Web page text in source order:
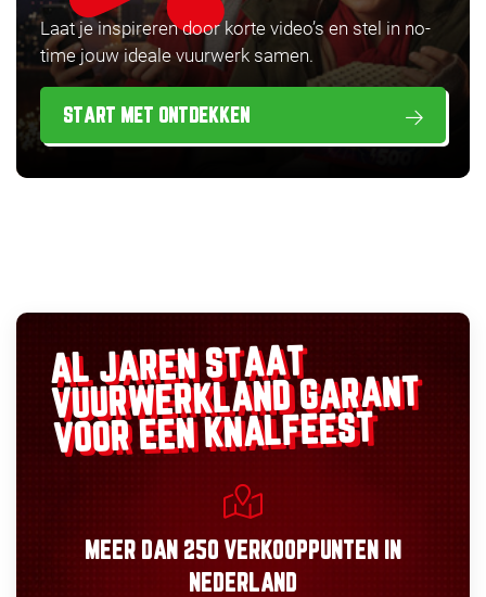
Laat je inspireren door korte video’s en stel in no-
time jouw ideale vuurwerk samen.
START MET ONTDEKKEN
AL JAREN STAAT
VUURWERKLANDGARANT
VOOR EEN KNALFEEST
MEER DAN 250 VERKOOPPUNTEN
IN
NEDERLAND